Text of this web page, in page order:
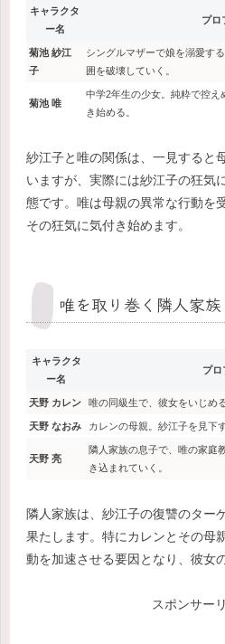
キャラクタ
ー名
プロ
菊池 紗江
子
シングルマザーで娘を溺愛す
囲を破壊していく。
菊池 唯
中学2年生の少女。純粋で控
き始める。
紗江子と唯の関係は、一見すると
いますが、実際には紗江子の狂気
態です。唯は母親の異常な行動を
その狂気に気付き始めます。
唯を取り巻く隣人家族
キャラクタ
ー名
プロ
天野 カレン 唯の同級生で、彼女をいじめ
天野 なおみ カレンの母親。紗江子を見下
天野 亮
隣人家族の息子で、唯の家庭
き込まれていく。
隣人家族は、紗江子の復讐のター
果たします。特にカレンとその母
動を加速させる要因となり、彼女
スポンサー